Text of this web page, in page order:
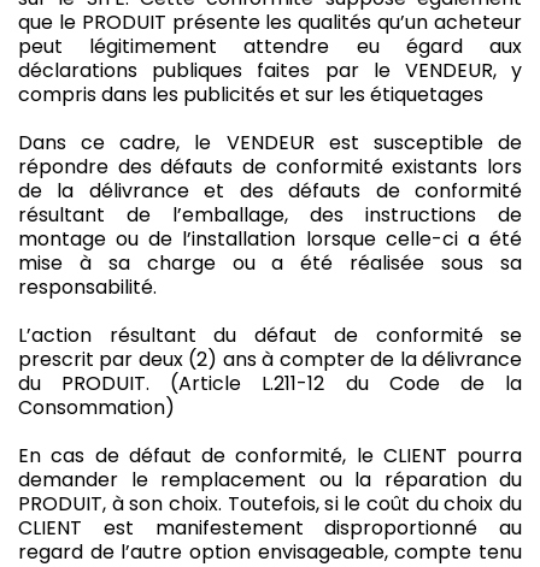
que le PRODUIT présente les qualités qu’un acheteur
peut légitimement attendre eu égard aux
déclarations publiques faites par le VENDEUR, y
compris dans les publicités et sur les étiquetages
Dans ce cadre, le VENDEUR est susceptible de
répondre des défauts de conformité existants lors
de la délivrance et des défauts de conformité
résultant de l’emballage, des instructions de
montage ou de l’installation lorsque celle-ci a été
mise à sa charge ou a été réalisée sous sa
responsabilité.
L’action résultant du défaut de conformité se
prescrit par deux (2) ans à compter de la délivrance
du PRODUIT. (Article L.211-12 du Code de la
Consommation)
En cas de défaut de conformité, le CLIENT pourra
demander le remplacement ou la réparation du
PRODUIT, à son choix. Toutefois, si le coût du choix du
CLIENT est manifestement disproportionné au
regard de l’autre option envisageable, compte tenu